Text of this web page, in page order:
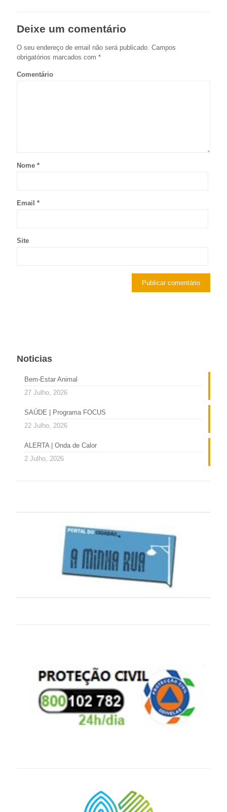
Deixe um comentário
O seu endereço de email não será publicado. Campos
obrigatórios marcados com *
Comentário
Nome *
Email *
Site
Noticias
Bem-Estar Animal
27 Julho, 2026
SAÚDE | Programa FOCUS
22 Julho, 2026
ALERTA | Onda de Calor
2 Julho, 2026